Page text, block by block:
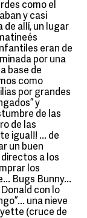
como el
y casi
de allí, un lugar
eran de
por una
base de
como
por grandes
y
de las
de las
igual!! ... de
un buen
a los
los
Bugs Bunny...
con lo
una nieve
(cruce de